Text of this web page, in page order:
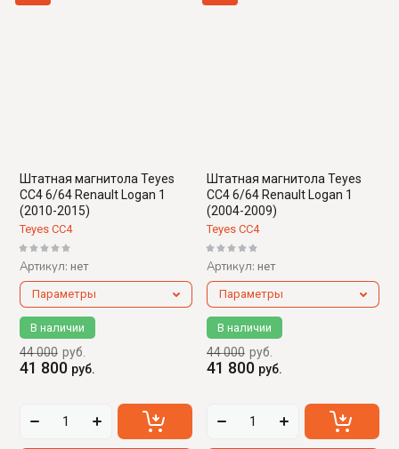
Штатная магнитола Teyes
CC4 6/64 Renault Logan 1
(2010-2015)
Teyes CC4
Артикул: нет
Параметры
В наличии
44 000 руб.
41 800 руб.
Штатная магнитола Teyes
CC4 6/64 Renault Logan 1
(2004-2009)
Teyes CC4
Артикул: нет
Параметры
В наличии
44 000 руб.
41 800 руб.